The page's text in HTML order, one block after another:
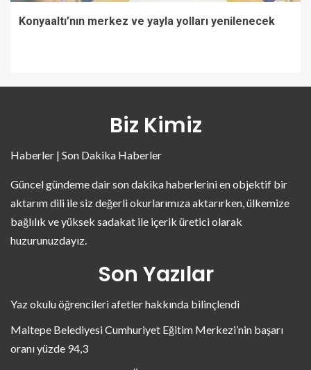
Konyaaltı’nın merkez ve yayla yolları yenilenecek
Biz Kimiz
Haberler | Son Dakika Haberler
Güncel gündeme dair son dakika haberlerini en objektif bir
aktarım dili ile siz değerli okurlarımıza aktarırken, ülkemize
bağlılık ve yüksek sadakat ile içerik üretici olarak
huzurunuzdayız.
Son Yazılar
Yaz okulu öğrencileri afetler hakkında bilinçlendi
Maltepe Belediyesi Cumhuriyet Eğitim Merkezi’nin başarı
oranı yüzde 94,3